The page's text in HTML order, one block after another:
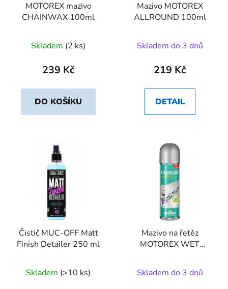
MOTOREX mazivo
CHAINWAX 100ml
Skladem (2 ks)
239 Kč
DO KOŠÍKU
Mazivo MOTOREX
ALLROUND 100ml
Skladem do 3 dnů
219 Kč
DETAIL
Čistič MUC-OFF Matt
Finish Detailer 250 ml
Skladem (>10 ks)
Mazivo na řetěz
MOTOREX WET
Skladem do 3 dnů